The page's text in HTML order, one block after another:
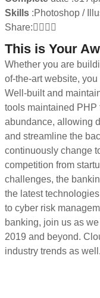
Skills :Photoshop /
Share:
This is Your
Whether you are
of-the-art website,
Well-built and
tools maintained PHP
abundance, allowing
and streamline the
continuously change
competition from
challenges, the
the latest
to cyber risk
banking, join us as
2019 and beyond.
industry trends as well.